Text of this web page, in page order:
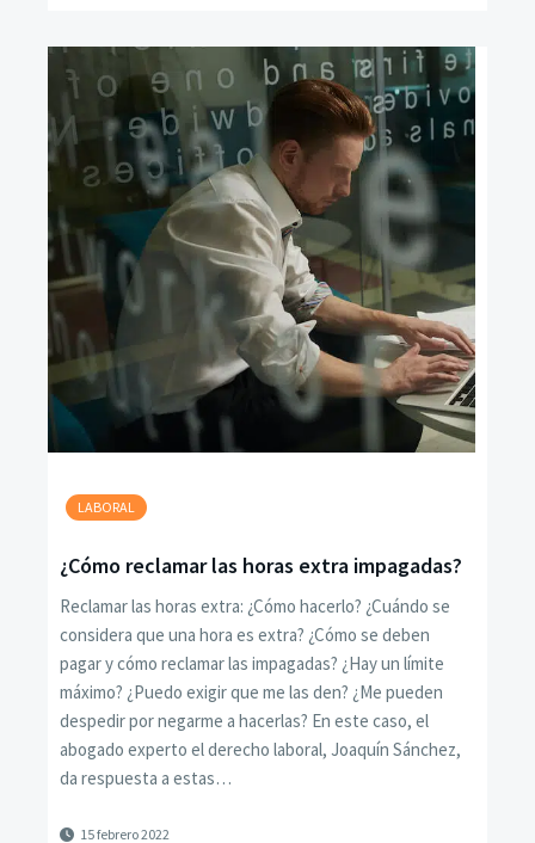
LABORAL
¿Cómo reclamar las horas extra impagadas?
Reclamar las horas extra: ¿Cómo hacerlo? ¿Cuándo se
considera que una hora es extra? ¿Cómo se deben
pagar y cómo reclamar las impagadas? ¿Hay un límite
máximo? ¿Puedo exigir que me las den? ¿Me pueden
despedir por negarme a hacerlas? En este caso, el
abogado experto el derecho laboral, Joaquín Sánchez,
da respuesta a estas…
15 febrero 2022